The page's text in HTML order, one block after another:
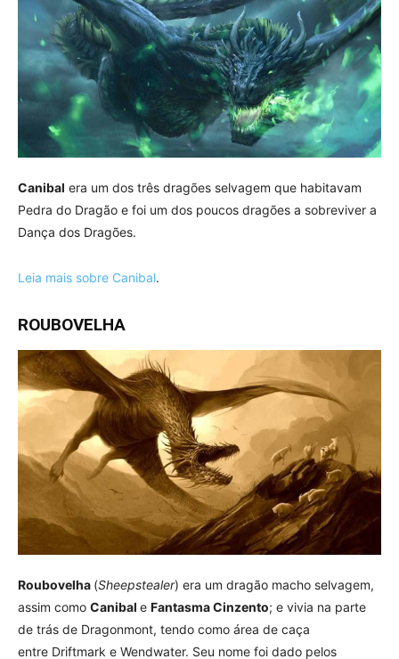
Canibal era um dos três dragões selvagem que habitavam
Pedra do Dragão e foi um dos poucos dragões a sobreviver a
Dança dos Dragões.
Leia mais sobre Canibal.
ROUBOVELHA
Roubovelha (Sheepstealer) era um dragão macho selvagem,
assim como Canibal e Fantasma Cinzento; e vivia na parte
de trás de Dragonmont, tendo como área de caça
entre Driftmark e Wendwater. Seu nome foi dado pelos